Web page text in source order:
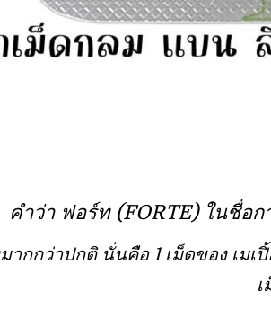
คำว่า ฟอร์ท (FORTE) ในชื่อ
ากกว่าปกติ นั่นคือ 1 เม็ดของ เม